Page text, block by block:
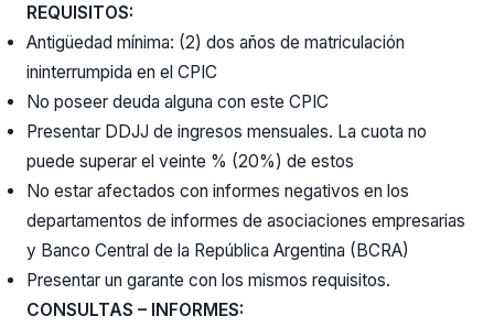
REQUISITOS:
Antigüedad mínima: (2) dos años de matriculación
ininterrumpida en el CPIC
No poseer deuda alguna con este CPIC
Presentar DDJJ de ingresos mensuales. La cuota no
puede superar el veinte % (20%) de estos
No estar afectados con informes negativos en los
departamentos de informes de asociaciones empresarias
y Banco Central de la República Argentina (BCRA)
Presentar un garante con los mismos requisitos.
CONSULTAS – INFORMES: